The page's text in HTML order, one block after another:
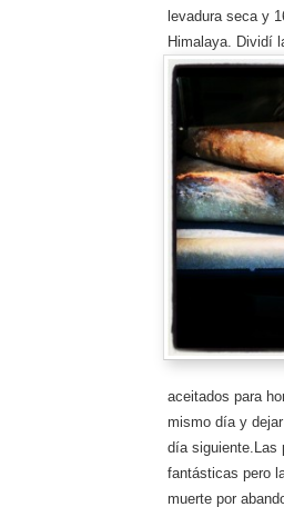
levadura seca y
Himalaya. Dividí
aceitados para
mismo día y
día siguiente.Las
fantásticas pero
muerte por